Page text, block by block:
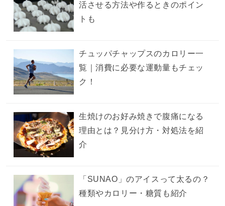
活させる方法や作るときのポイン
トも
チュッパチャップスのカロリー一
覧｜消費に必要な運動量もチェッ
ク！
生焼けのお好み焼きで腹痛になる
理由とは？見分け方・対処法を紹
介
「SUNAO」のアイスって太るの？
種類やカロリー・糖質も紹介